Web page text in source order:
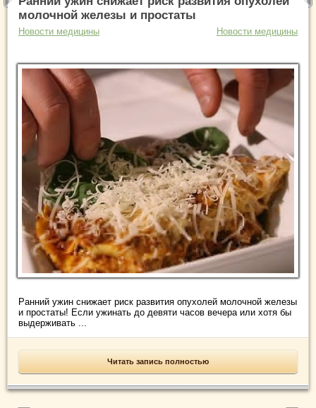
молочной железы и простаты
Новости медицины Новости медицины
Ранний ужин снижает риск развития опухолей молочной железы
и простаты! Если ужинать до девяти часов вечера или хотя бы
выдерживать ...
Читать запись полностью